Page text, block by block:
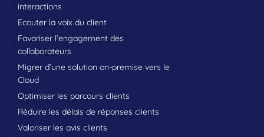
interactions
Ecouter la voix du client
Favoriser l’engagement des
collaborateurs
Migrer d’une solution on-premise vers le
Cloud
Optimiser les parcours clients
Réduire les délais de réponses clients
Valoriser les avis clients